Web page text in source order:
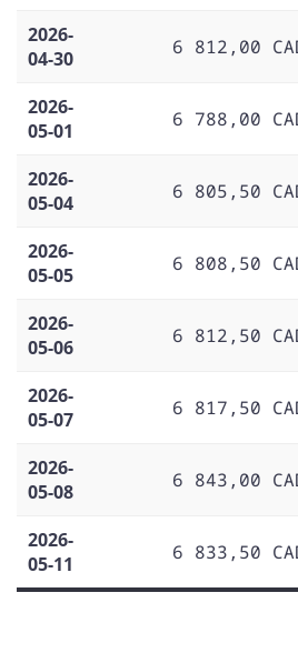
2026-
04-30
6 812,00
2026-
05-01
6 788,00
2026-
05-04
6 805,50
2026-
05-05
6 808,50
2026-
05-06
6 812,50
2026-
05-07
6 817,50
2026-
05-08
6 843,00
2026-
05-11
6 833,50